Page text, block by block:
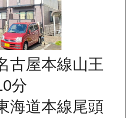
古屋本線山王
分
海道本線尾頭